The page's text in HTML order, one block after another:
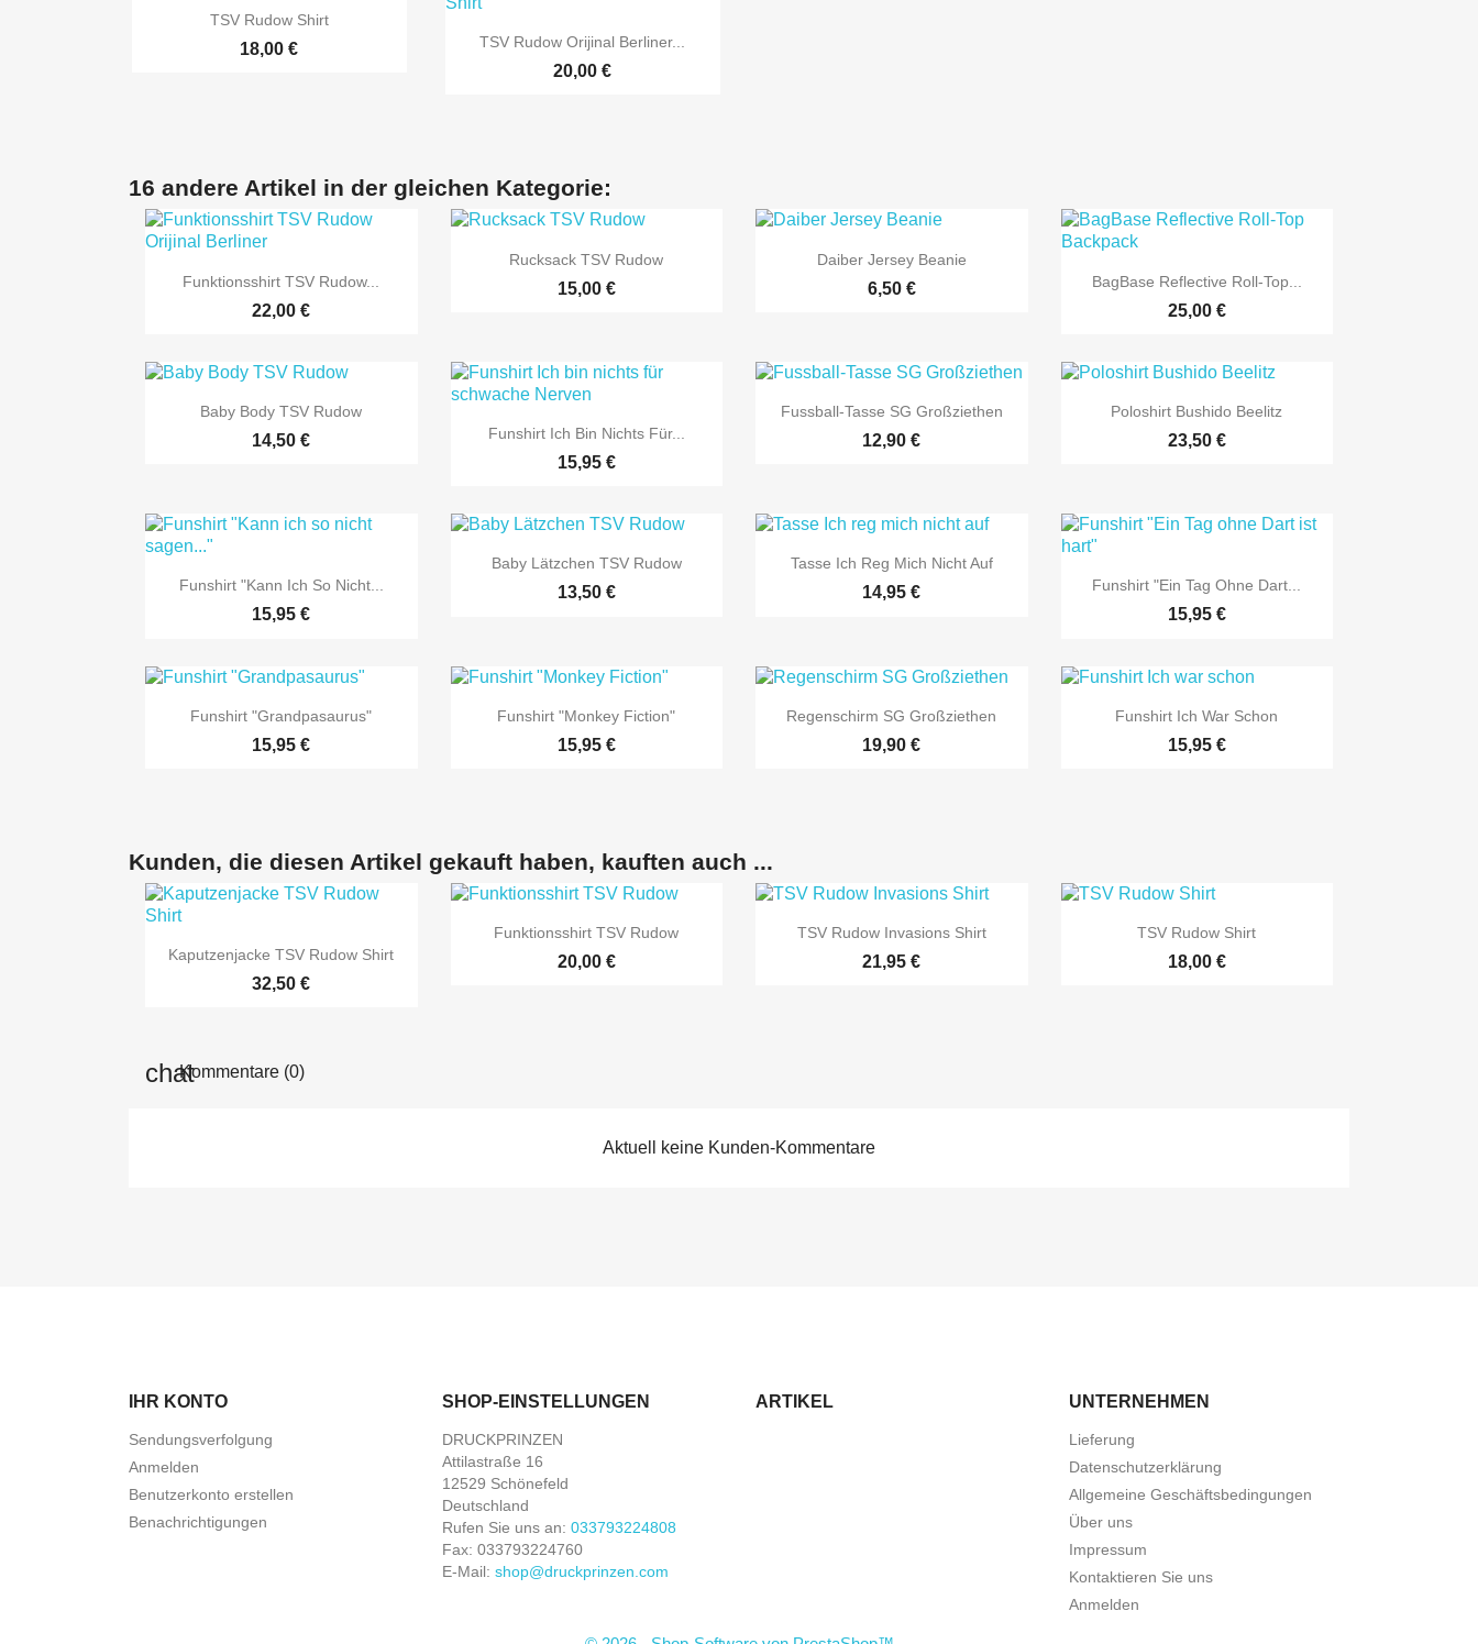
 Vorschau
TSV Rudow Shirt
18,00 €  Vorschau
TSV Rudow Orijinal Berliner...
20,00 €
16 andere Artikel in der gleichen Kategorie:
 Vorschau
Funktionsshirt TSV Rudow...
22,00 €
 Vorschau
Rucksack TSV Rudow
15,00 €
 Vorschau
Daiber Jersey Beanie
6,50 €  Vorschau
BagBase Reflective Roll-Top...
25,00 €
 Vorschau
Baby Body TSV Rudow
14,50 €  Vorschau
Funshirt Ich Bin Nichts Für...
15,95 €
 Vorschau
Fussball-Tasse SG Großziethen
12,90 €
 Vorschau
Poloshirt Bushido Beelitz
23,50 €
 Vorschau
Funshirt "Kann Ich So Nicht...
15,95 €
 Vorschau
Baby Lätzchen TSV Rudow
13,50 €
 Vorschau
Tasse Ich Reg Mich Nicht Auf
14,95 €  Vorschau
Funshirt "Ein Tag Ohne Dart...
15,95 €
 Vorschau
Funshirt "Grandpasaurus"
15,95 €
 Vorschau
Funshirt "Monkey Fiction"
15,95 €
 Vorschau
Regenschirm SG Großziethen
19,90 €
 Vorschau
Funshirt Ich War Schon
15,95 €
Kunden, die diesen Artikel gekauft haben, kauften auch ...
 Vorschau
Kaputzenjacke TSV Rudow Shirt
32,50 €
 Vorschau
Funktionsshirt TSV Rudow
20,00 €
 Vorschau
TSV Rudow Invasions Shirt
21,95 €
 Vorschau
TSV Rudow Shirt
18,00 €
Kommentare (0)
Aktuell keine Kunden-Kommentare
IHR KONTO
Sendungsverfolgung
Anmelden
Benutzerkonto erstellen
Benachrichtigungen
SHOP-EINSTELLUNGEN
DRUCKPRINZEN
Attilastraße 16
12529 Schönefeld
Deutschland
Rufen Sie uns an: 033793224808
Fax: 033793224760
E-Mail: shop@druckprinzen.com
ARTIKEL UNTERNEHMEN
Lieferung
Datenschutzerklärung
Allgemeine Geschäftsbedingungen
Über uns
Impressum
Kontaktieren Sie uns
Anmelden